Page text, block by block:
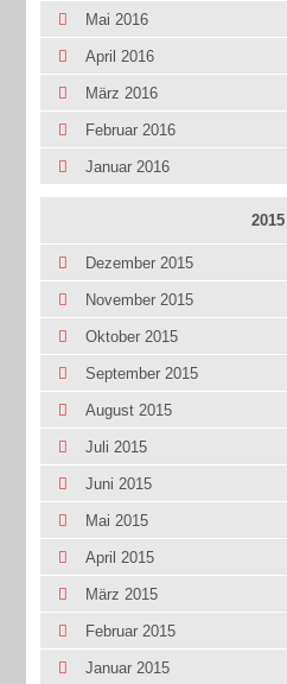
Mai 2016
April 2016
März 2016
Februar 2016
Januar 2016
2015
Dezember 2015
November 2015
Oktober 2015
September 2015
August 2015
Juli 2015
Juni 2015
Mai 2015
April 2015
März 2015
Februar 2015
Januar 2015